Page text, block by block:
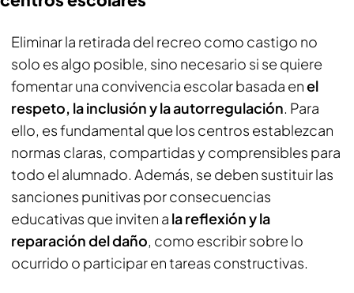
Eliminar la retirada del recreo como castigo no
solo es algo posible, sino necesario si se quiere
fomentar una convivencia escolar basada enel
respeto, la inclusión y la autorregulación. Para
ello, es fundamental que los centros establezcan
normas claras, compartidas y comprensibles para
todo el alumnado. Además, se deben sustituir las
sanciones punitivas por consecuencias
educativas que inviten a la reflexión y la
reparación del daño, como escribir sobre lo
ocurrido o participar en tareas constructivas.